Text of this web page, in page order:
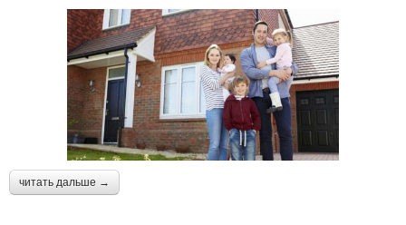
читать дальше →